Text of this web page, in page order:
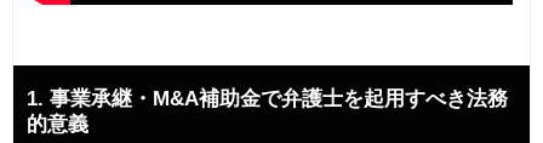
1. 事業承継・M&A補助金で弁護士を起用すべき法務
的意義